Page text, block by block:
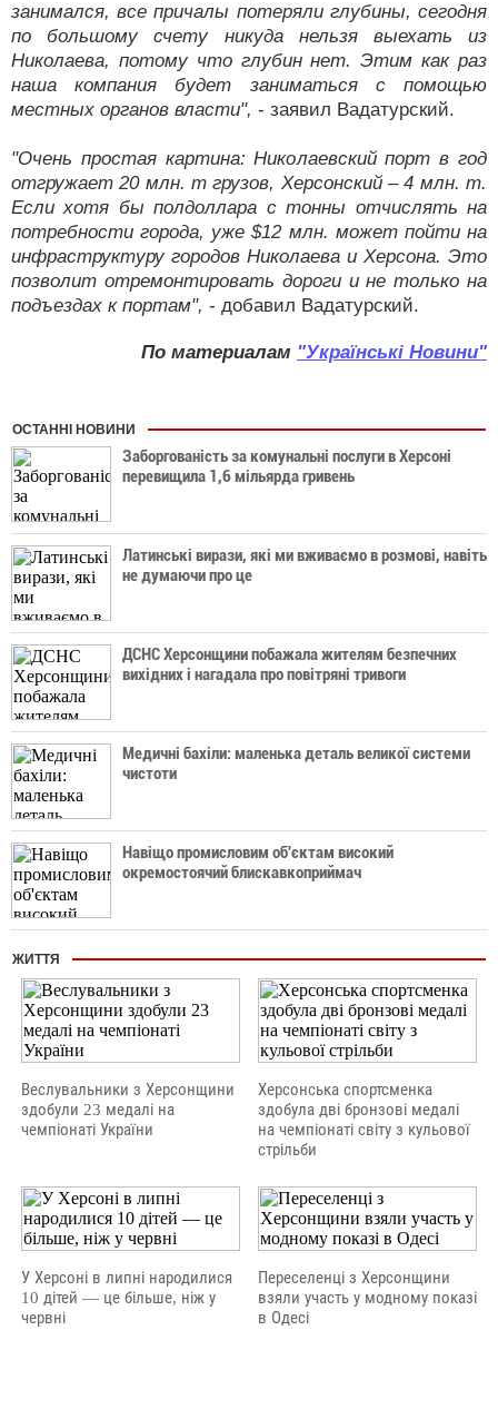
занимался, все причалы потеряли глубины, сегодня
по большому счету никуда нельзя выехать из
Николаева, потому что глубин нет. Этим как раз
наша компания будет заниматься с помощью
местных органов власти", - заявил Вадатурский.
"Очень простая картина: Николаевский порт в год
отгружает 20 млн. т грузов, Херсонский – 4 млн. т.
Если хотя бы полдоллара с тонны отчислять на
потребности города, уже $12 млн. может пойти на
инфраструктуру городов Николаева и Херсона. Это
позволит отремонтировать дороги и не только на
подъездах к портам", - добавил Вадатурский.
По материалам "Українські Новини"
ОСТАННІ НОВИНИ
Заборгованість за комунальні послуги в Херсоні
перевищила 1,6 мільярда гривень
Латинські вирази, які ми вживаємо в розмові, навіть
не думаючи про це
ДСНС Херсонщини побажала жителям безпечних
вихідних і нагадала про повітряні тривоги
Медичні бахіли: маленька деталь великої системи
чистоти
Навіщо промисловим об'єктам високий
окремостоячий блискавкоприймач
ЖИТТЯ
Веслувальники з Херсонщини
здобули 23 медалі на
чемпіонаті України
Херсонська спортсменка
здобула дві бронзові медалі
на чемпіонаті світу з кульової
стрільби
У Херсоні в липні народилися
10 дітей — це більше, ніж у
червні
Переселенці з Херсонщини
взяли участь у модному показі
в Одесі